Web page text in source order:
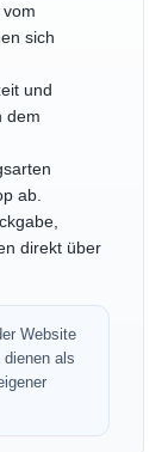
sich
und
dem
ab.
direkt über
Website
als